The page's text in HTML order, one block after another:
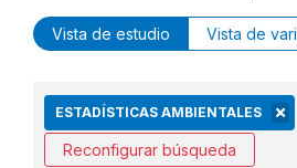
Vista de estudio Vista de
ESTADÍSTICAS AMBIENTALES
Reconfigurar búsqueda